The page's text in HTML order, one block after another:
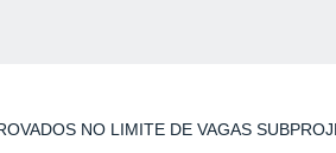
NO LIMITE DE VAGAS